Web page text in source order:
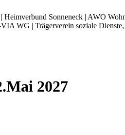
Sonneneck | AWO
WG | Trägerverein soziale
2027